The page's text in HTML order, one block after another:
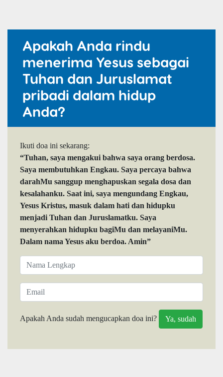
Apakah Anda rindu
menerima Yesus sebagai
Tuhan dan Juruslamat
pribadi dalam hidup
Anda?
Ikuti doa ini sekarang:
“Tuhan, saya mengakui bahwa saya orang berdosa.
Saya membutuhkan Engkau. Saya percaya bahwa
darahMu sanggup menghapuskan segala dosa dan
kesalahanku. Saat ini, saya mengundang Engkau,
Yesus Kristus, masuk dalam hati dan hidupku
menjadi Tuhan dan Juruslamatku. Saya
menyerahkan hidupku bagiMu dan melayaniMu.
Dalam nama Yesus aku berdoa. Amin”
Apakah Anda sudah mengucapkan doa ini?